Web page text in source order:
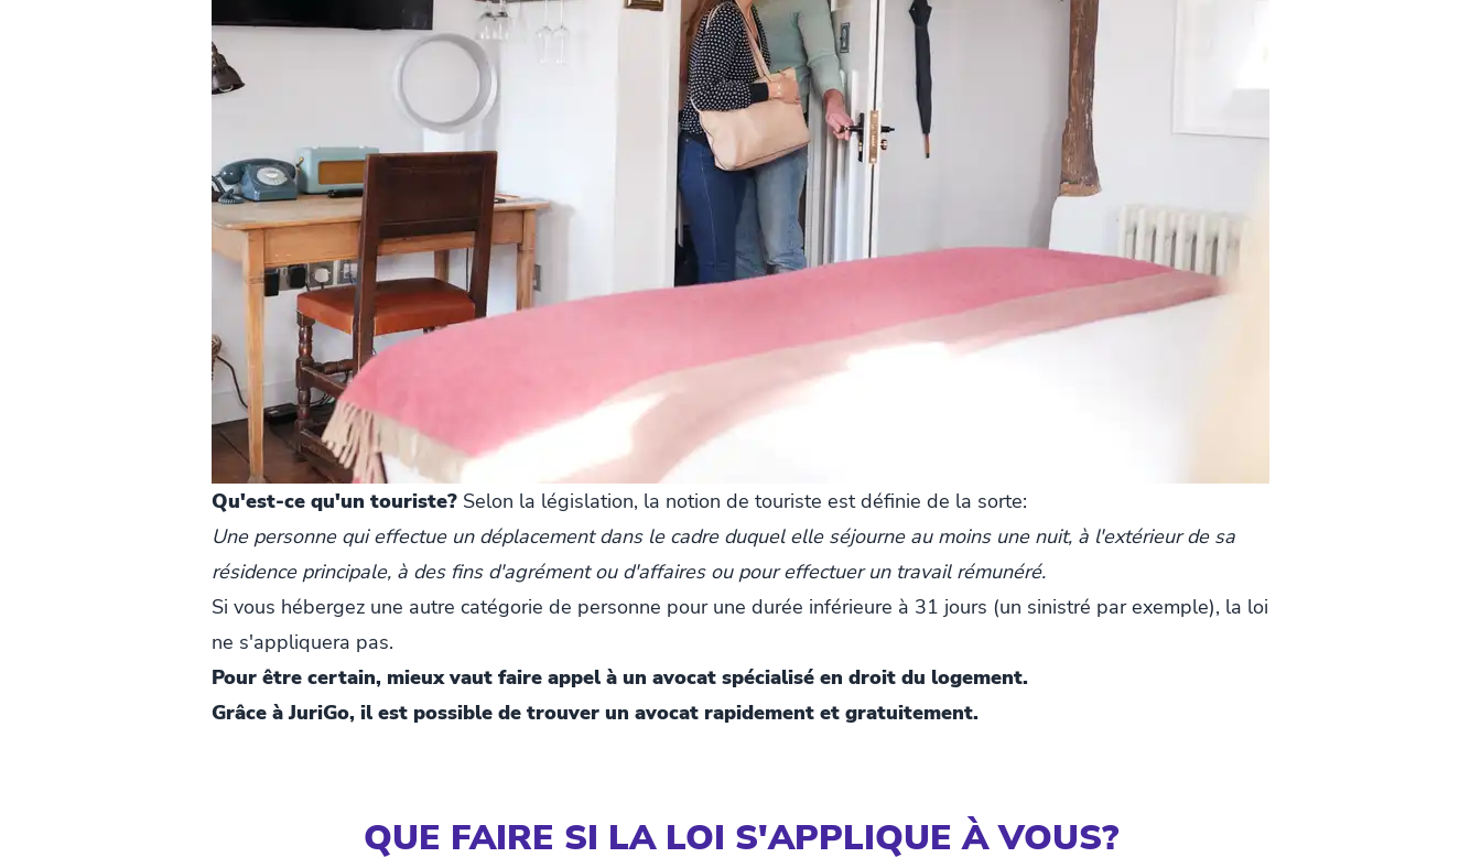
Qu'est-ce qu'un touriste? Selon la législation, la notion de touriste est définie de la sorte:
Une personne qui effectue un déplacement dans le cadre duquel elle séjourne au moins une nuit, à l'extérieur de sa
résidence principale, à des fins d'agrément ou d'affaires ou pour effectuer un travail rémunéré.
Si vous hébergez une autre catégorie de personne pour une durée inférieure à 31 jours (un sinistré par exemple), la loi
ne s'appliquera pas.
Pour être certain, mieux vaut faire appel à un avocat spécialisé en droit du logement.
Grâce à JuriGo, il est possible de trouver un avocat rapidement et gratuitement.
QUE FAIRE SI LA LOI S'APPLIQUE À VOUS?